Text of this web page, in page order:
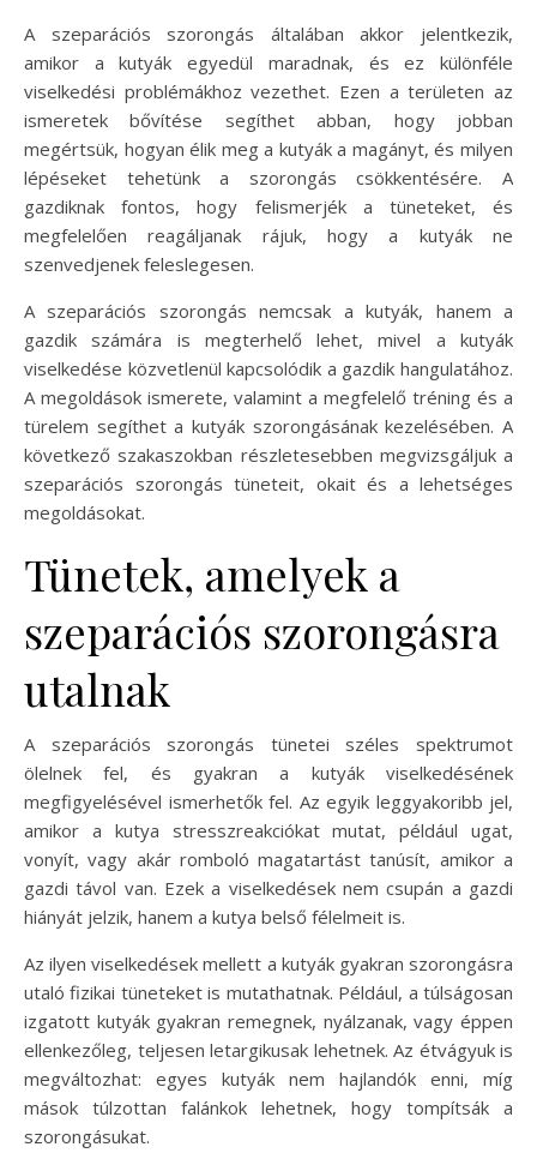
A szeparációs szorongás általában akkor jelentkezik,
amikor a kutyák egyedül maradnak, és ez különféle
viselkedési problémákhoz vezethet. Ezen a területen az
ismeretek bővítése segíthet abban, hogy jobban
megértsük, hogyan élik meg a kutyák a magányt, és milyen
lépéseket tehetünk a szorongás csökkentésére. A
gazdiknak fontos, hogy felismerjék a tüneteket, és
megfelelően reagáljanak rájuk, hogy a kutyák ne
szenvedjenek feleslegesen.
A szeparációs szorongás nemcsak a kutyák, hanem a
gazdik számára is megterhelő lehet, mivel a kutyák
viselkedése közvetlenül kapcsolódik a gazdik hangulatához.
A megoldások ismerete, valamint a megfelelő tréning és a
türelem segíthet a kutyák szorongásának kezelésében. A
következő szakaszokban részletesebben megvizsgáljuk a
szeparációs szorongás tüneteit, okait és a lehetséges
megoldásokat.
Tünetek, amelyek a
szeparációs szorongásra
utalnak
A szeparációs szorongás tünetei széles spektrumot
ölelnek fel, és gyakran a kutyák viselkedésének
megfigyelésével ismerhetők fel. Az egyik leggyakoribb jel,
amikor a kutya stresszreakciókat mutat, például ugat,
vonyít, vagy akár romboló magatartást tanúsít, amikor a
gazdi távol van. Ezek a viselkedések nem csupán a gazdi
hiányát jelzik, hanem a kutya belső félelmeit is.
Az ilyen viselkedések mellett a kutyák gyakran szorongásra
utaló fizikai tüneteket is mutathatnak. Például, a túlságosan
izgatott kutyák gyakran remegnek, nyálzanak, vagy éppen
ellenkezőleg, teljesen letargikusak lehetnek. Az étvágyuk is
megváltozhat: egyes kutyák nem hajlandók enni, míg
mások túlzottan falánkok lehetnek, hogy tompítsák a
szorongásukat.